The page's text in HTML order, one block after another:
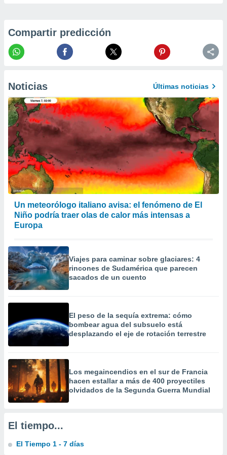
en
de
un
o acceder
datos
perfiles
utilizar
crear un
uso de
la
contenido
medir el
el
del
o a través
de
de
de
Compartir predicción
Noticias Últimas noticias
Un meteorólogo italiano avisa: el fenómeno de El
Niño podría traer olas de calor más intensas a
Europa
Viajes para caminar sobre glaciares: 4
rincones de Sudamérica que parecen
sacados de un cuento
El peso de la sequía extrema: cómo
bombear agua del subsuelo está
desplazando el eje de rotación terrestre
Los megaincendios en el sur de Francia
hacen estallar a más de 400 proyectiles
olvidados de la Segunda Guerra Mundial
El tiempo...
El Tiempo 1 - 7 días